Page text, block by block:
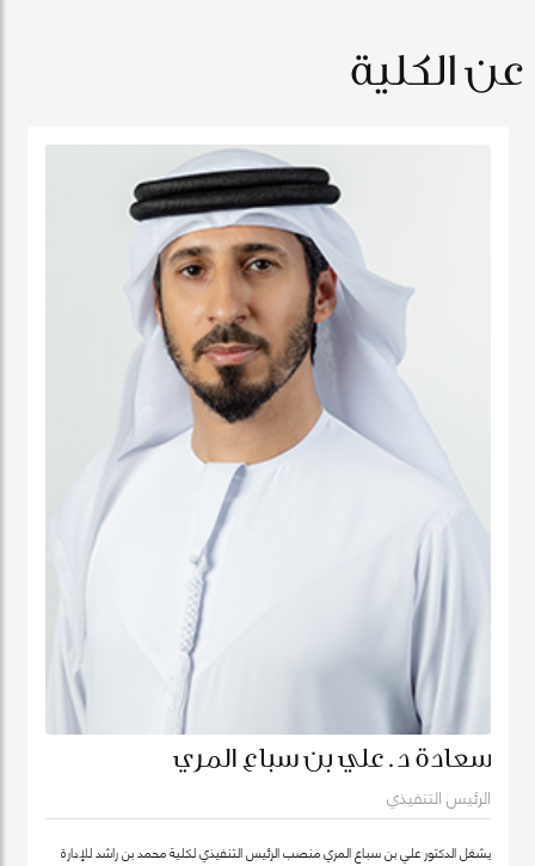
عن الكلية
سعادة د. علي بن سباع المري
الرئيس التنفيذي
يشغل الدكتور علي بن سباع المري منصب الرئيس التنفيذي لكلية محمد بن راشد للإدارة